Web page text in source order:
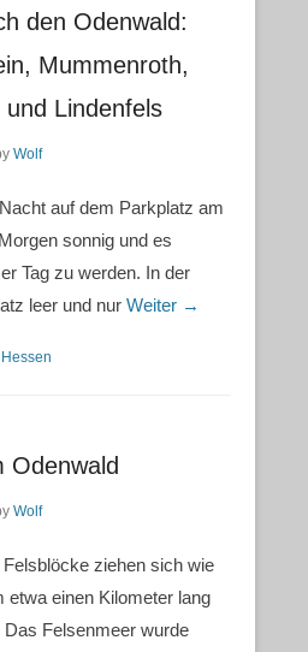
den Odenwald:
Mummenroth,
Lindenfels
Wolf
auf dem Parkplatz am
sonnig und es
Tag zu werden. In der
leer und nur Weiter →
Hessen
Odenwald
Wolf
ziehen sich wie
etwa einen Kilometer lang
Felsenmeer wurde